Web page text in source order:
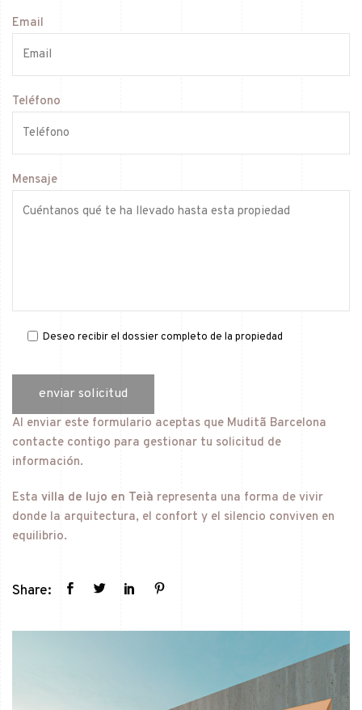
Email
Teléfono
Mensaje
Deseo recibir el dossier completo de la propiedad
Al enviar este formulario aceptas que Muditã Barcelona
contacte contigo para gestionar tu solicitud de
información.
Esta villa de lujo en Teià representa una forma de vivir
donde la arquitectura, el confort y el silencio conviven en
equilibrio.
Share: